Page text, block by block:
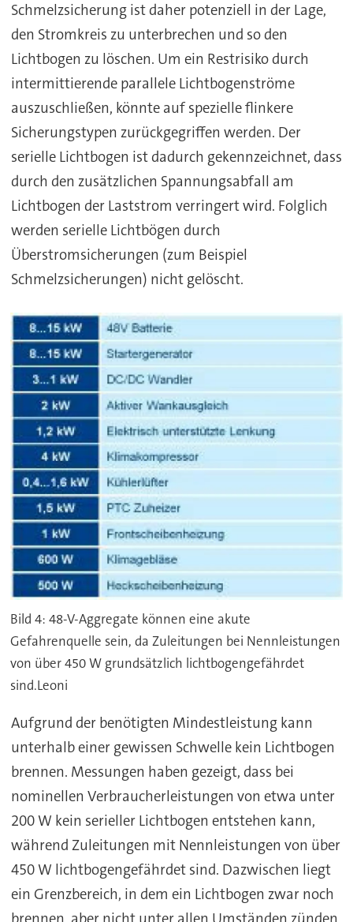
Schmelzsicherung ist daher potenziell in der Lage,
den Stromkreis zu unterbrechen und so den
Lichtbogen zu löschen. Um ein Restrisiko durch
intermittierende parallele Lichtbogenströme
auszuschließen, könnte auf spezielle flinkere
Sicherungstypen zurückgegriffen werden. Der
serielle Lichtbogen ist dadurch gekennzeichnet, dass
durch den zusätzlichen Spannungsabfall am
Lichtbogen der Laststrom verringert wird. Folglich
werden serielle Lichtbögen durch
Überstromsicherungen (zum Beispiel
Schmelzsicherungen) nicht gelöscht.
Bild 4: 48-V-Aggregate können eine akute
Gefahrenquelle sein, da Zuleitungen bei Nennleistungen
von über 450 W grundsätzlich lichtbogengefährdet
sind.Leoni
Aufgrund der benötigten Mindestleistung kann
unterhalb einer gewissen Schwelle kein Lichtbogen
brennen. Messungen haben gezeigt, dass bei
nominellen Verbraucherleistungen von etwa unter
200 W kein serieller Lichtbogen entstehen kann,
während Zuleitungen mit Nennleistungen von über
450 W lichtbogengefährdet sind. Dazwischen liegt
ein Grenzbereich, in dem ein Lichtbogen zwar noch